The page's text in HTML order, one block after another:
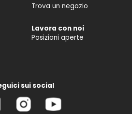
Trova un negozio
Lavora con noi
Posizioni aperte
sui social